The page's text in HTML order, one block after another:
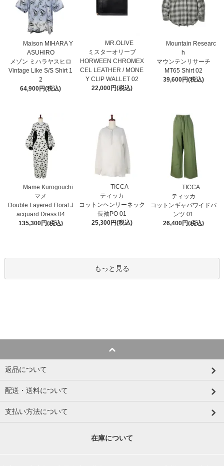
Maison MIHARA Y
ASUHIRO
メゾン ミハラヤスヒロ
Vintage Like S/S Shirt 1
2
64,900円(税込)
MR.OLIVE
ミスターオリーブ
HORWEEN CHROMEX
CEL LEATHER / MONE
Y CLIP WALLET 02
22,000円(税込)
Mountain Researc
h
マウンテンリサーチ
MT65 Shirt 02
39,600円(税込)
Mame Kurogouchi
マメ
Double Layered Floral J
acquard Dress 04
135,300円(税込)
TICCA
ティッカ
コットンヘンリーネック
長袖PO 01
25,300円(税込)
TICCA
ティッカ
コットンギャバワイドパ
ンツ 01
26,400円(税込)
もっと見る
返品について
配送・送料について
支払い方法について
在庫について